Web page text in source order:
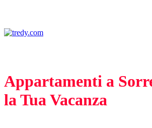
Appartamenti a
la Tua Vacanza